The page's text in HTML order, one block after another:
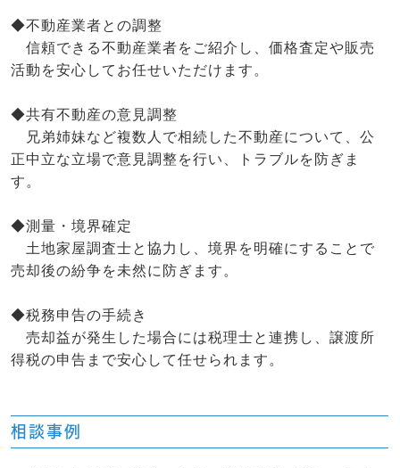
◆不動産業者との調整
信頼できる不動産業者をご紹介し、価格査定や販売
活動を安心してお任せいただけます。
◆共有不動産の意見調整
兄弟姉妹など複数人で相続した不動産について、公
正中立な立場で意見調整を行い、トラブルを防ぎま
す。
◆測量・境界確定
土地家屋調査士と協力し、境界を明確にすることで
売却後の紛争を未然に防ぎます。
◆税務申告の手続き
売却益が発生した場合には税理士と連携し、譲渡所
得税の申告まで安心して任せられます。
相談事例